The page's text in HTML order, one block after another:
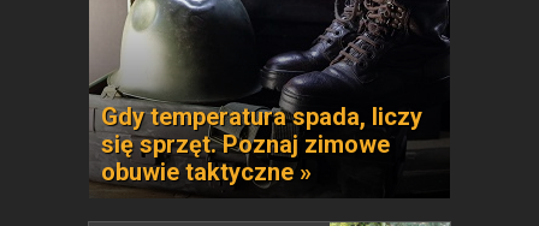
Gdy temperatura spada, liczy
się sprzęt. Poznaj zimowe
obuwie taktyczne »